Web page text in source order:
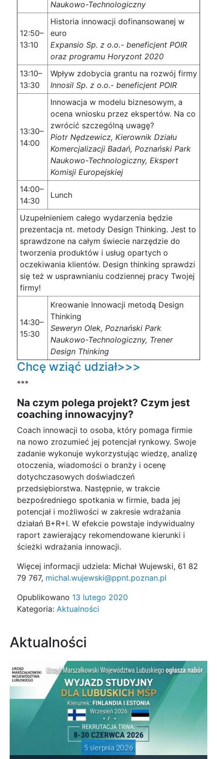
Naukowo-Technologiczny
12:50–
13:10
Historia innowacji dofinansowanej w
euro
Expansio Sp. z o.o.- beneficjent POIR
oraz programu Horyzont 2020
13:10–
13:30
Wpływ zdobycia grantu na rozwój firmy
Innosil Sp. z o.o.- beneficjent POIR
13:30–
14:00
Innowacja w modelu biznesowym, a
ocena wniosku przez ekspertów. Na co
zwrócić szczególną uwagę?
Piotr Nędzewicz, Kierownik Działu
Komercjalizacji Badań, Poznański Park
Naukowo-Technologiczny, Ekspert
Komisji Europejskiej
14:00–
14:30
Lunch
Uzupełnieniem całego wydarzenia będzie
prezentacja nt. metody Design Thinking. Jest to
sprawdzone na całym świecie narzędzie do
tworzenia produktów i usług opartych o
oczekiwania klientów. Design thinking sprawdzi
się też w usprawnianiu codziennej pracy Twojej
firmy!
14:30–
15:30
Kreowanie Innowacji metodą Design
Thinking
Seweryn Olek, Poznański Park
Naukowo-Technologiczny, Trener
Design Thinking
Chcę wziąć udział>>>
***
Na czym polega projekt? Czym jest
coaching innowacyjny?
Coach innowacji to osoba, który pomaga firmie
na nowo zrozumieć jej potencjał rynkowy. Swoje
zadanie wykonuje wykorzystując wiedzę, analizę
otoczenia, wiadomości o branży i ocenę
dotychczasowych doświadczeń
przedsiębiorstwa. Następnie, w trakcie
bezpośredniego spotkania w firmie, bada jej
potencjał i możliwości w zakresie wdrażania
działań B+R+I. W efekcie powstaje indywidualny
raport zawierający rekomendowane kierunki i
ścieżki wdrażania innowacji.
Więcej informacji udziela: Michał Wujewski, 61 82
79 767, michal.wujewski@ppnt.poznan.pl
Opublikowano 13 lutego 2020
Kategoria: Aktualności
Aktualności
5 sierpnia 2026